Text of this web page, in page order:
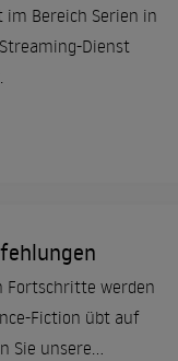
im Bereich Serien in
Dienst
Fortschritte werden
Fiction übt auf
Sie unsere